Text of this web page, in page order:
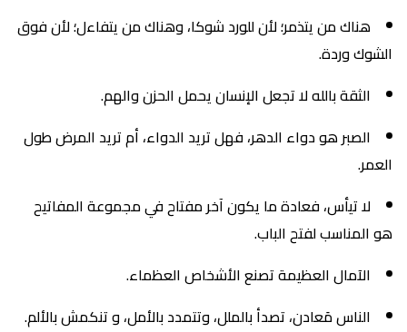
هناك من يتذمر؛ لأن للورد شوكا، وهناك من يتفاءل؛ لأن فوق
الشوك وردة.
الثقة بالله لا تجعل الإنسان يحمل الحزن والهم.
الصبر هو دواء الدهر، فهل تريد الدواء، أم تريد المرض طول
العمر.
لا تيأس، فعادة ما يكون آخر مفتاح في مجموعة المفاتيح
هو المناسب لفتح الباب.
الآمال العظيمة تصنع الأشخاص العظماء.
الناس مَعادن، تصدأ بالملل، وتتمدد بالأمل، و تنكمش بالألم.